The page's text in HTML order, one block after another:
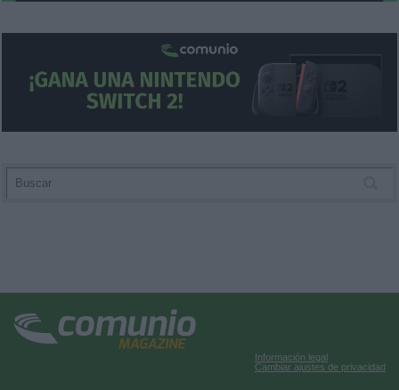
Información legal
Cambiar ajustes de privacidad